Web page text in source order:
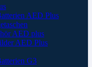
AED Plus
AED plus
AED Plus
G3